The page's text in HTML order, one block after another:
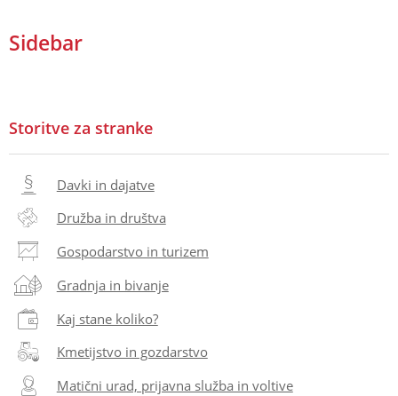
Sidebar
Storitve za stranke
Davki in dajatve
Družba in društva
Gospodarstvo in turizem
Gradnja in bivanje
Kaj stane koliko?
Kmetijstvo in gozdarstvo
Matični urad, prijavna služba in voltive